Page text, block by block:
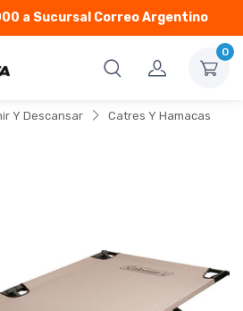
a Sucursal Correo Argentino
0
Y Descansar Catres Y Hamacas